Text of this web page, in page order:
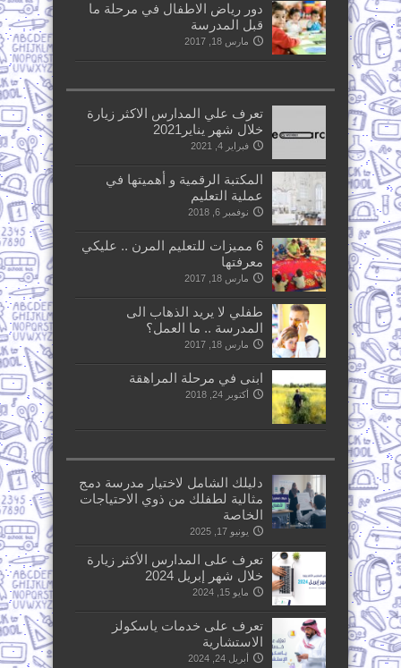
دور رياض الاطفال في مرحلة ما
قبل المدرسة
مارس 18, 2017
تعرف علي المدارس الاكثر زيارة
خلال شهر يناير2021
فبراير 4, 2021
المكتبة الرقمية و أهميتها في
عملية التعليم
نوفمبر 6, 2018
6 مميزات للتعليم المرن .. عليكي
معرفتها
مارس 18, 2017
طفلي لا يريد الذهاب الى
المدرسة .. ما العمل؟
مارس 18, 2017
ابنى في مرحلة المراهقة
أكتوبر 24, 2018
دليلك الشامل لاختيار مدرسة دمج
مثالية لطفلك من ذوي الاحتياجات
الخاصة
يونيو 17, 2025
تعرف على المدارس الأكثر زيارة
خلال شهر إبريل 2024
مايو 15, 2024
تعرف على خدمات ياسكولز
الاستشارية
أبريل 24, 2024